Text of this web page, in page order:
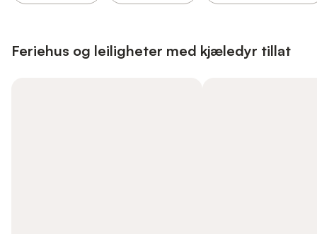
Feriehus og leiligheter med kjæledyr tillat